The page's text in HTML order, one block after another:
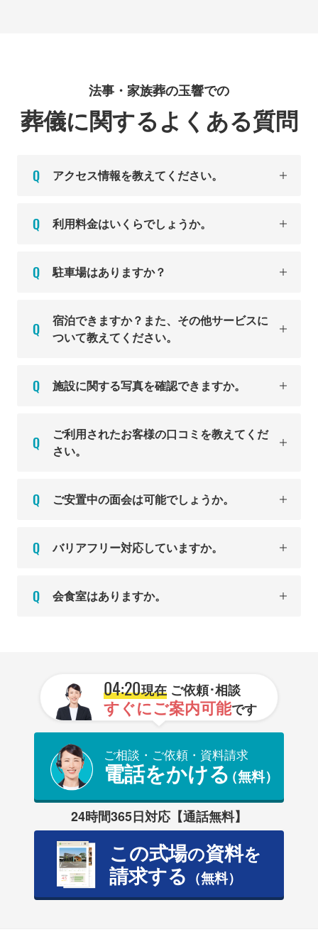
法事・家族葬の玉響での
葬儀に関するよくある質問
アクセス情報を教えてください。
利用料金はいくらでしょうか。
駐車場はありますか？
宿泊できますか？また、その他サービスに
ついて教えてください。
施設に関する写真を確認できますか。
ご利用されたお客様の口コミを教えてくだ
さい。
ご安置中の面会は可能でしょうか。
バリアフリー対応していますか。
会食室はありますか。
04:20現在ご依頼･相談
すぐにご案内可能です
ご相談・ご依頼・資料請求
電話をかける（無料）
24時間365日対応【通話無料】
この式場の資料を
請求する （無料）